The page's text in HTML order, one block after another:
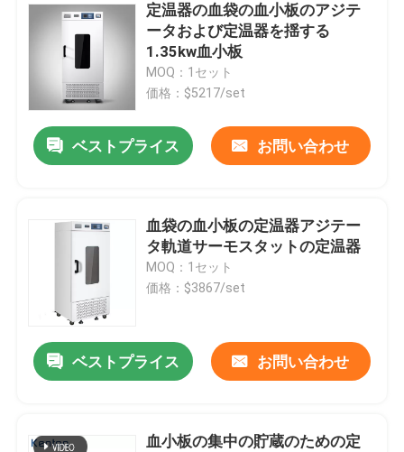
定温器の血袋の血小板のアジテ
ータおよび定温器を揺する
1.35kw血小板
MOQ：1セット
価格：$5217/set
ベストプライス お問い合わせ
血袋の血小板の定温器アジテー
タ軌道サーモスタットの定温器
MOQ：1セット
価格：$3867/set
ベストプライス お問い合わせ
血小板の集中の貯蔵のための定